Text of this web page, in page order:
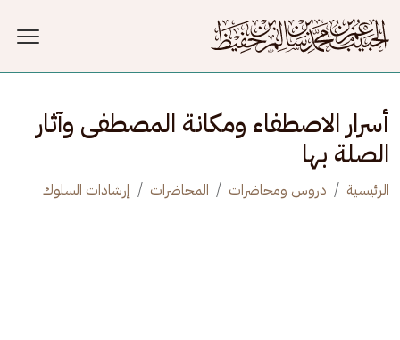
أسرار الاصطفاء ومكانة المصطفى وآثار
الصلة بها
الرئيسية دروس ومحاضرات المحاضرات إرشادات السلوك